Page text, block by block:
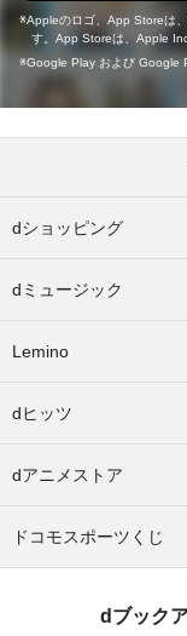
Appleのロゴ、App Storeは
す。App Storeは、Apple
Google Play および Google
dショッピング
dミュージック
Lemino
dヒッツ
dアニメストア
ドコモスポーツくじ
dブック